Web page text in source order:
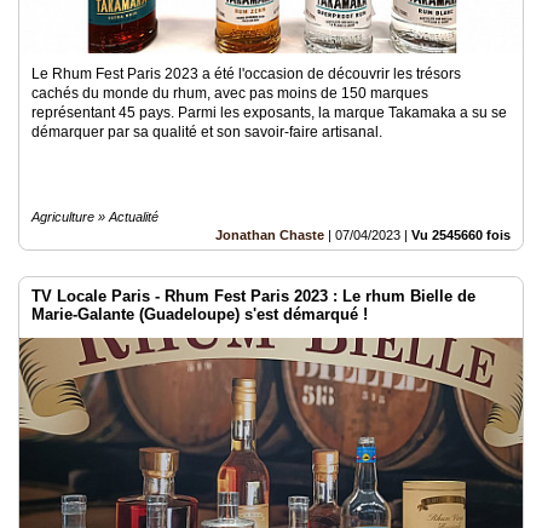
Le Rhum Fest Paris 2023 a été l'occasion de découvrir les trésors
cachés du monde du rhum, avec pas moins de 150 marques
représentant 45 pays. Parmi les exposants, la marque Takamaka a su se
démarquer par sa qualité et son savoir-faire artisanal.
Agriculture » Actualité
Jonathan Chaste | 07/04/2023 | Vu 2545660 fois
TV Locale Paris - Rhum Fest Paris 2023 : Le rhum Bielle de
Marie-Galante (Guadeloupe) s'est démarqué !